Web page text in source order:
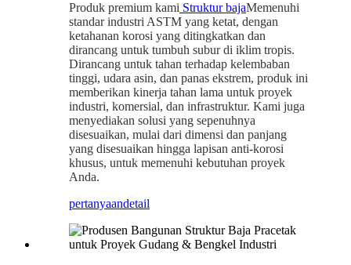
Produk premium kami Struktur bajaMemenuhi
standar industri ASTM yang ketat, dengan
ketahanan korosi yang ditingkatkan dan
dirancang untuk tumbuh subur di iklim tropis.
Dirancang untuk tahan terhadap kelembaban
tinggi, udara asin, dan panas ekstrem, produk ini
memberikan kinerja tahan lama untuk proyek
industri, komersial, dan infrastruktur. Kami juga
menyediakan solusi yang sepenuhnya
disesuaikan, mulai dari dimensi dan panjang
yang disesuaikan hingga lapisan anti-korosi
khusus, untuk memenuhi kebutuhan proyek
Anda.
pertanyaandetail